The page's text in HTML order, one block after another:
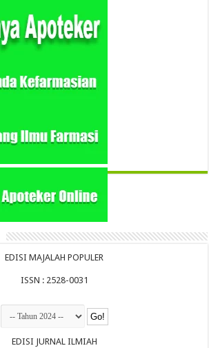
EDISI MAJALAH POPULER
ISSN : 2528-0031
EDISI JURNAL ILMIAH